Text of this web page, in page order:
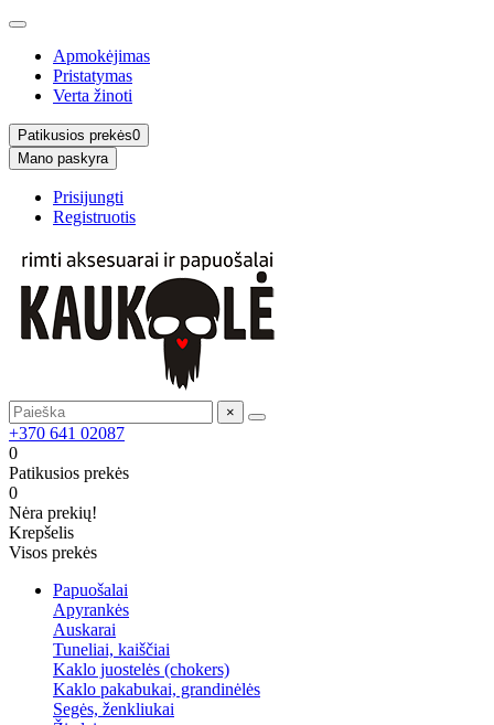
Apmokėjimas
Pristatymas
Verta žinoti
Patikusios prekės0
Mano paskyra
Prisijungti
Registruotis
×
+370 641 02087
0
Patikusios prekės
0
Nėra prekių!
Krepšelis
Visos prekės
Papuošalai
Apyrankės
Auskarai
Tuneliai, kaiščiai
Kaklo juostelės (chokers)
Kaklo pakabukai, grandinėlės
Segės, ženkliukai